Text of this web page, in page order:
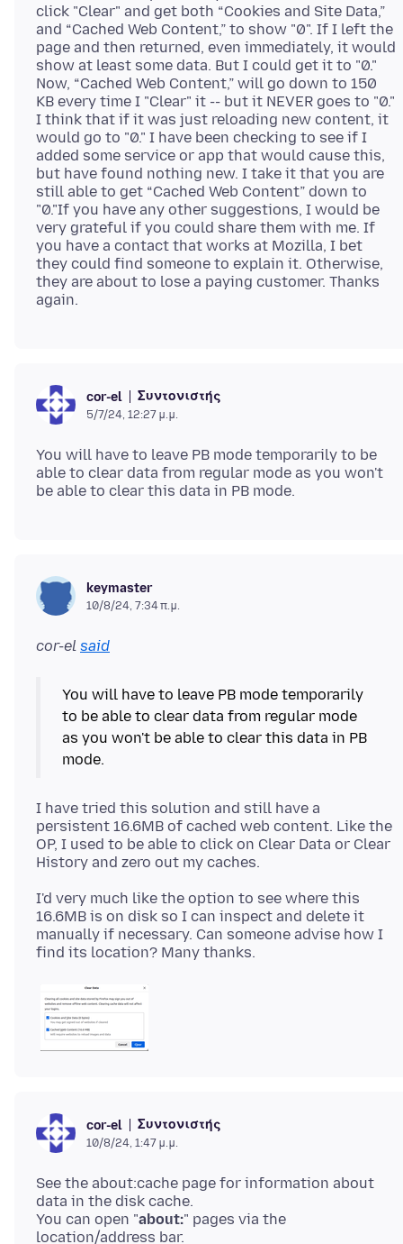
click "Clear" and get both “Cookies and Site Data,”
and “Cached Web Content,” to show "0". If I left the
page and then returned, even immediately, it would
show at least some data. But I could get it to "0."
Now, “Cached Web Content,” will go down to 150
KB every time I "Clear" it -- but it NEVER goes to "0."
I think that if it was just reloading new content, it
would go to "0." I have been checking to see if I
added some service or app that would cause this,
but have found nothing new. I take it that you are
still able to get “Cached Web Content” down to
"0."If you have any other suggestions, I would be
very grateful if you could share them with me. If
you have a contact that works at Mozilla, I bet
they could find someone to explain it. Otherwise,
they are about to lose a paying customer. Thanks
cor-el Συντονιστής
5/7/24, 12:27 μ.μ.
You will have to leave PB mode temporarily to be
able to clear data from regular mode as you won't
keymaster
10/8/24, 7:34 π.μ.
cor-el said
You will have to leave PB mode temporarily
to be able to clear data from regular mode
as you won't be able to clear this data in PB
I have tried this solution and still have a
persistent 16.6MB of cached web content. Like the
OP, I used to be able to click on Clear Data or Clear
I'd very much like the option to see where this
16.6MB is on disk so I can inspect and delete it
manually if necessary. Can someone advise how I
cor-el Συντονιστής
10/8/24, 1:47 μ.μ.
See the about:cache page for information about
data in the disk cache.
You can open "about:" pages via the